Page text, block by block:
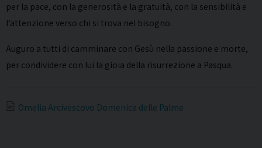
per la pace, con la generosità e la gratuità, con la sensibilità e
l’attenzione verso chi si trova nel bisogno.
Auguro a tutti di camminare con Gesù nella passione e morte,
per condividere con lui la gioia della risurrezione a Pasqua.
Omelia Arcivescovo Domenica delle Palme